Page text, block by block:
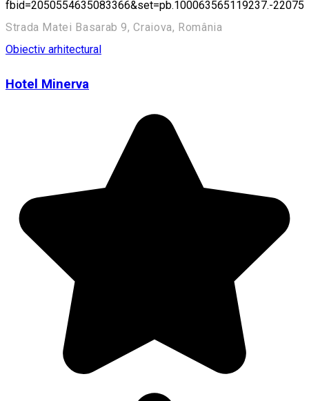
fbid=2050554635083366&set=pb.100063565119237.-
Strada Matei Basarab 9, Craiova, România
Obiectiv arhitectural
Hotel Minerva